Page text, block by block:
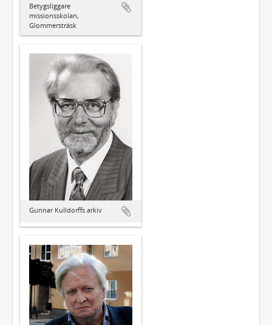
Betygsliggare
missionsskolan,
Glommersträsk
Gunnar Kulldorffs arkiv